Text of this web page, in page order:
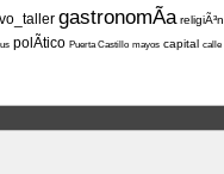
gastronomÃ­a religiÃ³n
polÃ­tico Puerta Castillo mayos capital calle